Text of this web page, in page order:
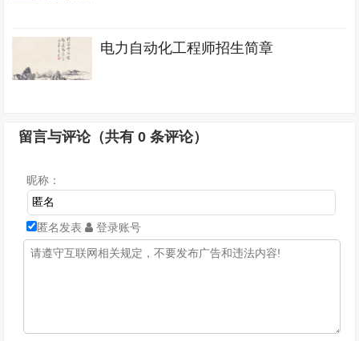
电力自动化工程师招生简章
留言与评论（共有0 条评论）
昵称：
匿名发表 登录账号